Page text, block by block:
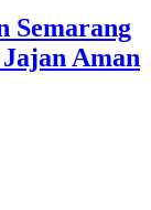
Semarang
Aman